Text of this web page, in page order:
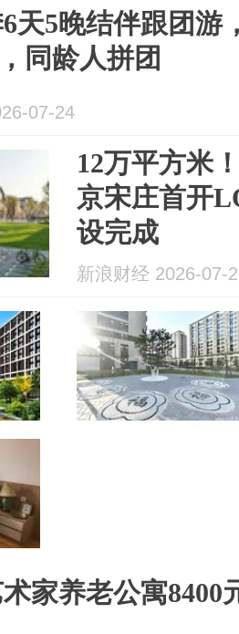
天5晚结伴跟团游
同龄人拼团
07-24
12万平方米
京宋庄首开
设完成
新浪财经 2026-07-
家养老公寓8400